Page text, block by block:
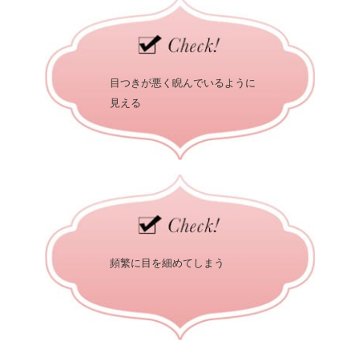
目つきが悪く睨んでいるように
見える
頻繁に目を細めてしまう